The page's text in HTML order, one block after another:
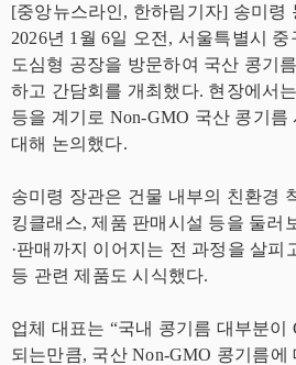
[중앙뉴스라인, 한하림기자] 송미령
2026년 1월 6일 오전, 서울특별시 중
도심형 공장을 방문하여 국산 콩기
하고 간담회를 개최했다. 현장에서
등을 계기로 Non-GMO 국산 콩기름
대해 논의했다.
송미령 장관은 건물 내부의 친환경
킹클래스, 제품 판매시설 등을 둘러
·판매까지 이어지는 전 과정을 살피
등 관련 제품도 시식했다.
업체 대표는 “국내 콩기름 대부분이
되는만큼, 국산 Non-GMO 콩기름에